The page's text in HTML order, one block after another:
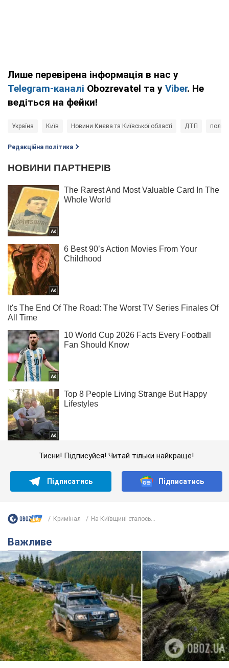
Лише перевірена інформація в нас у
Telegram-каналі Obozrevatel та у Viber. Не
ведіться на фейки!
Україна Київ Новини Києва та Київської області ДТП
Редакційна політика
Тисни! Підписуйся! Читай тільки найкраще!
Підписатись Підписатись
Кримінал На Київщині сталось...
Важливе